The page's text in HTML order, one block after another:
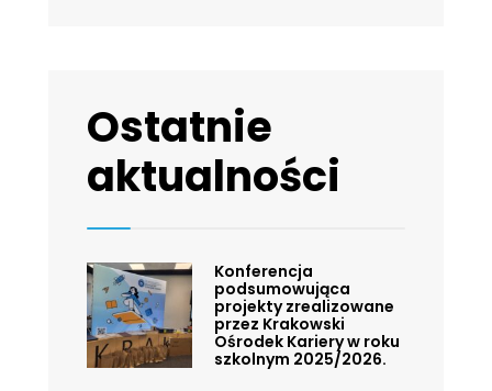
Ostatnie
aktualności
Konferencja
podsumowująca
projekty zrealizowane
przez Krakowski
Ośrodek Kariery w roku
szkolnym 2025/2026.